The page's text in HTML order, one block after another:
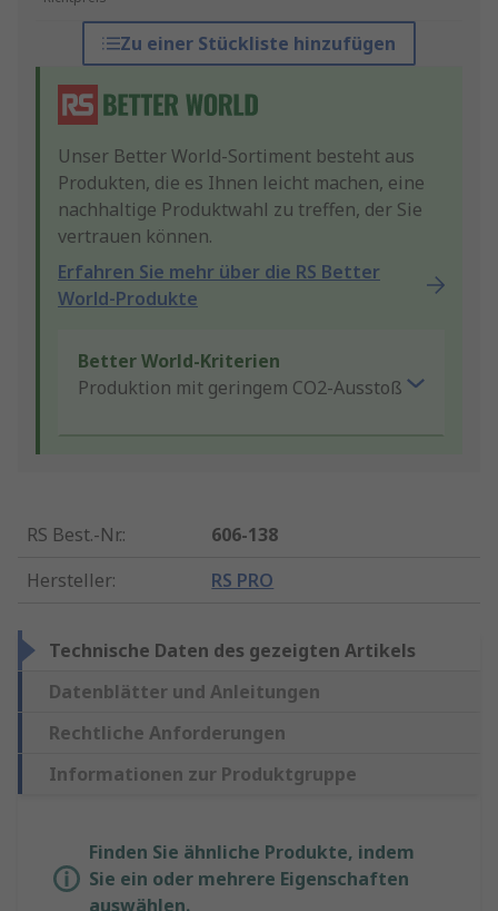
Zu einer Stückliste hinzufügen
Unser Better World-Sortiment besteht aus
Produkten, die es Ihnen leicht machen, eine
nachhaltige Produktwahl zu treffen, der Sie
vertrauen können.
Erfahren Sie mehr über die RS Better
World-Produkte
Better World-Kriterien
Produktion mit geringem CO2-Ausstoß
RS Best.-Nr.:
606-138
Hersteller: RS PRO
Technische Daten des gezeigten Artikels
Datenblätter und Anleitungen
Rechtliche Anforderungen
Informationen zur Produktgruppe
Finden Sie ähnliche Produkte, indem
Sie ein oder mehrere Eigenschaften
auswählen.